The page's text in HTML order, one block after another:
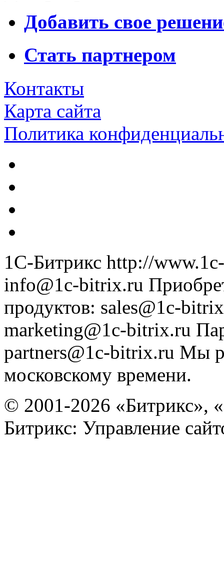
Добавить свое
Стать партнером
Контакты
Карта сайта
Политика
1С-Битрикс http://
info@1c-bitrix.ru
продуктов: sales@1c-
marketing@1c-bitrix.ru
partners@1c-bitrix.ru Мы
московскому времени.
© 2001-2026 «Битрикс»,
Битрикс: Управление